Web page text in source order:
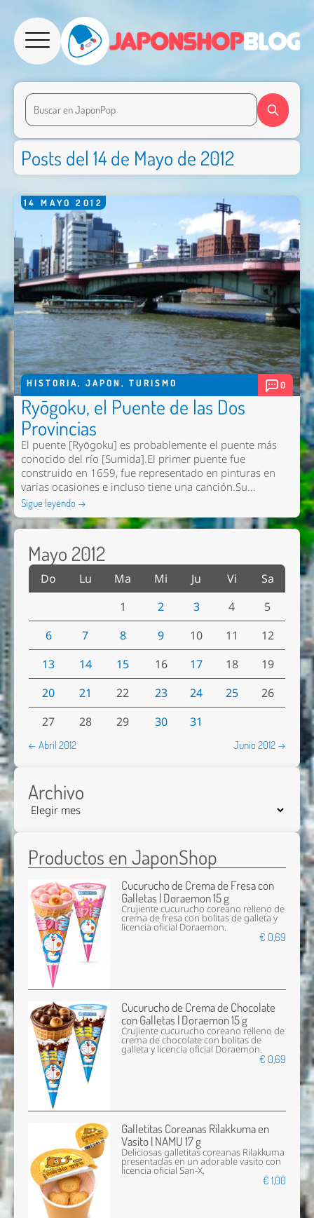
Posts del 14 de Mayo de 2012
14 MAYO 2012
HISTORIA, JAPON , TURISMO 0
Ryōgoku, el Puente de las Dos
Provincias
El puente [Ryōgoku] es probablemente el puente más
conocido del río [Sumida].El primer puente fue
construido en 1659, fue representado en pinturas en
varias ocasiones e incluso tiene una canción.Su...
Sigue leyendo →
Mayo 2012
Do Lu Ma Mi Ju Vi
Sa
1
2 3 4
5
6
7 8 9 10 11
12
13
14 15 16 17 18
19
20
21 22 23 24 25
26
27
28 29 30 31
← Abril 2012 Junio 2012 →
Archivo
Productos en JaponShop
Cucurucho de Crema de Fresa con
Galletas | Doraemon 15 g
Crujiente cucurucho coreano relleno de
crema de fresa con bolitas de galleta y
licencia oficial Doraemon.
€ 0,69
Cucurucho de Crema de Chocolate
con Galletas | Doraemon 15 g
Crujiente cucurucho coreano relleno de
crema de chocolate con bolitas de
galleta y licencia oficial Doraemon.
€ 0,69
Galletitas Coreanas Rilakkuma en
Vasito | NAMU 17 g
Deliciosas galletitas coreanas Rilakkuma
presentadas en un adorable vasito con
licencia oficial San-X.
€ 1,00